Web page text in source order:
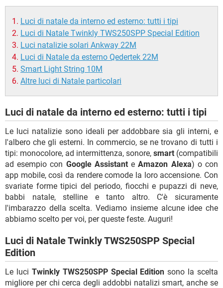
Luci di natale da interno ed esterno: tutti i tipi
Luci di Natale Twinkly TWS250SPP Special Edition
Luci natalizie solari Ankway 22M
Luci di Natale da esterno Qedertek 22M
Smart Light String 10M
Altre luci di Natale particolari
Luci di natale da interno ed esterno: tutti i tipi
Le luci natalizie sono ideali per addobbare sia gli interni, e
l'albero che gli esterni. In commercio, se ne trovano di tutti i
tipi: monocolore, ad intermittenza, sonore, smart (compatibili
ad esempio con Google AssistanteAmazon Alexa) o con
app mobile, così da rendere comode la loro accensione. Con
svariate forme tipici del periodo, fiocchi e pupazzi di neve,
babbi natale, stelline e tanto altro. C'è sicuramente
l'imbarazzo della scelta. Vediamo insieme alcune idee che
abbiamo scelto per voi, per queste feste. Auguri!
Luci di Natale Twinkly TWS250SPP Special
Edition
Le luci Twinkly TWS250SPP Special Edition sono la scelta
migliore per chi cerca degli addobbi natalizi smart, anche se